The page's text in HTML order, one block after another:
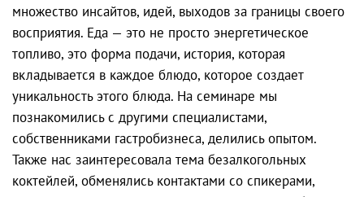
множество инсайтов, идей, выходов за границы своего
восприятия. Еда — это не просто энергетическое
топливо, это форма подачи, история, которая
вкладывается в каждое блюдо, которое создает
уникальность этого блюда. На семинаре мы
познакомились с другими специалистами,
собственниками гастробизнеса, делились опытом.
Также нас заинтересовала тема безалкогольных
коктейлей, обменялись контактами со спикерами,